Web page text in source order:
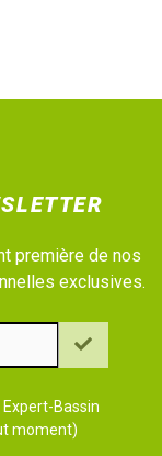
première de nos
exclusives.
Bassin
moment)